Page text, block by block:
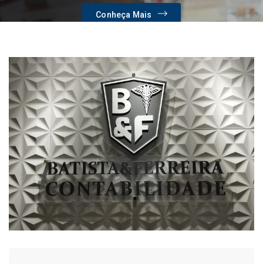
Conheça Mais